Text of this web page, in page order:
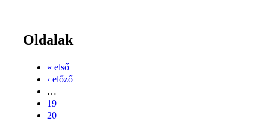
Oldalak
« első
‹ előző
…
19
20